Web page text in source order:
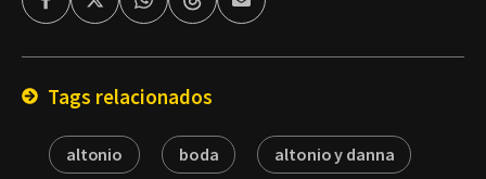
FacebookTwitterWhatsappThreadsEnviar
por
Tags relacionados
altonio boda altonio y danna